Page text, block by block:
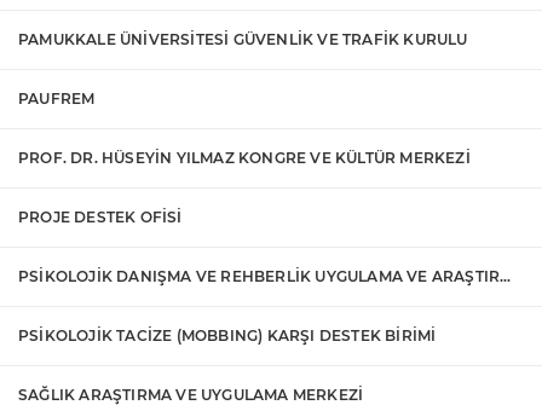
PAMUKKALE ÜNİVERSİTESİ GÜVENLİK VE TRAFİK KURULU
PAUFREM
PROF. DR. HÜSEYİN YILMAZ KONGRE VE KÜLTÜR MERKEZİ
PROJE DESTEK OFİSİ
PSİKOLOJİK DANIŞMA VE REHBERLİK UYGULAMA VE ARAŞTIRMA MERKEZİ
PSİKOLOJİK TACİZE (MOBBING) KARŞI DESTEK BİRİMİ
SAĞLIK ARAŞTIRMA VE UYGULAMA MERKEZİ